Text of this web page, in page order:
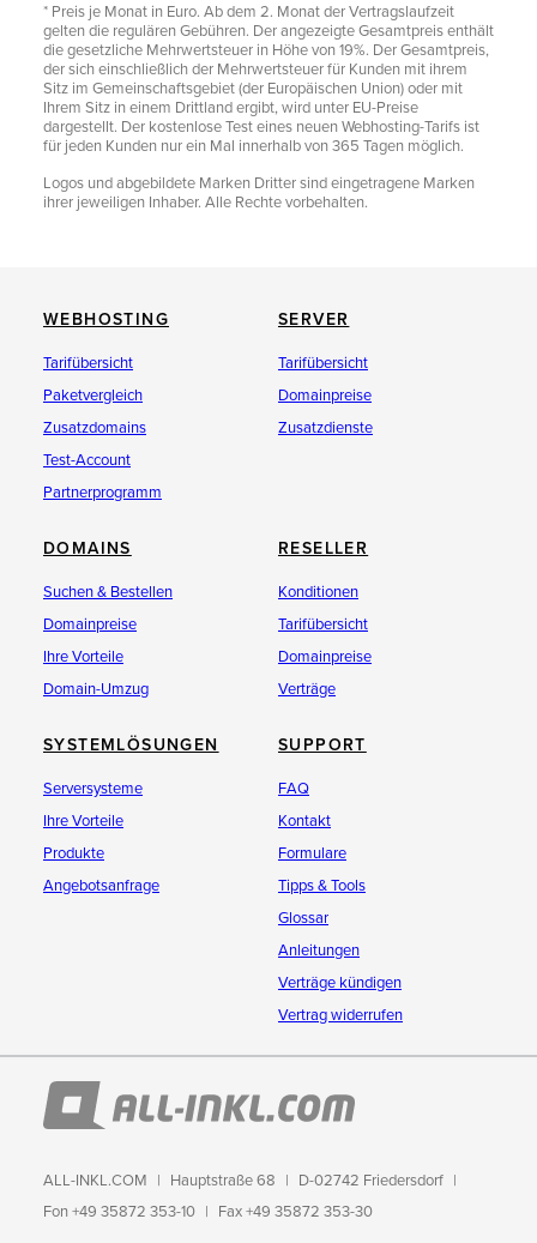
* Preis je Monat in Euro. Ab dem 2. Monat der Vertragslaufzeit
gelten die regulären Gebühren. Der angezeigte Gesamtpreis enthält
die gesetzliche Mehrwertsteuer in Höhe von 19%. Der Gesamtpreis,
der sich einschließlich der Mehrwertsteuer für Kunden mit ihrem
Sitz im Gemeinschaftsgebiet (der Europäischen Union) oder mit
Ihrem Sitz in einem Drittland ergibt, wird unter EU-Preise
dargestellt. Der kostenlose Test eines neuen Webhosting-Tarifs ist
für jeden Kunden nur ein Mal innerhalb von 365 Tagen möglich.
Logos und abgebildete Marken Dritter sind eingetragene Marken
ihrer jeweiligen Inhaber. Alle Rechte vorbehalten.
WEBHOSTING
Tarifübersicht
Paketvergleich
Zusatzdomains
Test-Account
Partnerprogramm
SERVER
Tarifübersicht
Domainpreise
Zusatzdienste
DOMAINS
Suchen & Bestellen
Domainpreise
Ihre Vorteile
Domain-Umzug
RESELLER
Konditionen
Tarifübersicht
Domainpreise
Verträge
SYSTEMLÖSUNGEN
Serversysteme
Ihre Vorteile
Produkte
Angebotsanfrage
SUPPORT
FAQ
Kontakt
Formulare
Tipps & Tools
Glossar
Anleitungen
Verträge kündigen
Vertrag widerrufen
ALL-INKL.COM Hauptstraße 68
D-02742 Friedersdorf
Fon +49 35872 353-10
Fax +49 35872 353-30